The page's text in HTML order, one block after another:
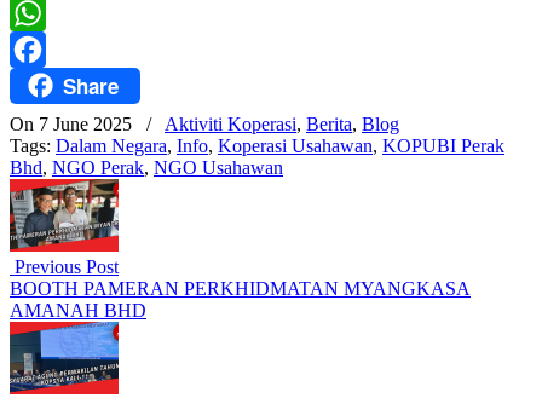
Twitter
WhatsApp
FacebookShare
On 7 June 2025 / Aktiviti Koperasi, Berita, Blog
Tags: Dalam Negara, Info, Koperasi Usahawan, KOPUBI Perak
Bhd, NGO Perak, NGO Usahawan
Previous Post
BOOTH PAMERAN PERKHIDMATAN MYANGKASA
AMANAH BHD